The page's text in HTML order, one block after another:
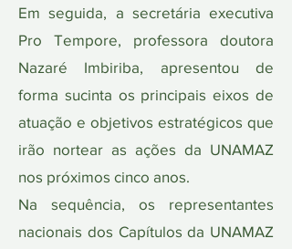
Em seguida, a secretária executiva
Pro Tempore, professora doutora
Nazaré Imbiriba, apresentou de
forma sucinta os principais eixos de
atuação e objetivos estratégicos que
irão nortear as ações da UNAMAZ
nos próximos cinco anos.
Na sequência, os representantes
nacionais dos Capítulos da UNAMAZ